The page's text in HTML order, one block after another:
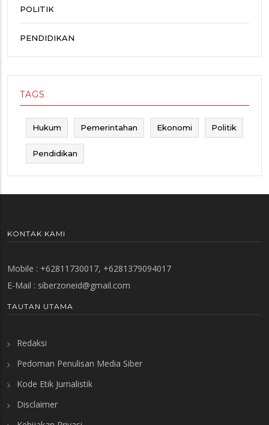
POLITIK
PENDIDIKAN
TAGS
Hukum Pemerintahan Ekonomi Politik
Pendidikan
KONTAK KAMI
Mobile : +62811730017, +6281379094017
E-Mail : siberzoneid@gmail.com
TAUTAN UTAMA
Redaksi
Pedoman Penulisan Media Siber
Kode Etik Jurnalistik
Disclaimer